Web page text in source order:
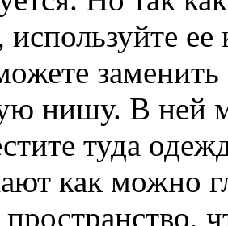
используйте
нишу. В ней
туда
как можно